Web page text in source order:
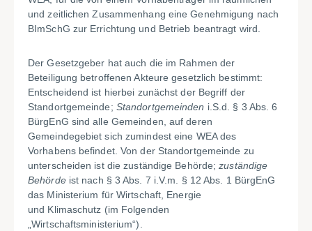
und zeitlichen Zusammenhang eine Genehmigung nach
BImSchG zur Errichtung und Betrieb beantragt wird.
Der Gesetzgeber hat auch die im Rahmen der
Beteiligung betroffenen Akteure gesetzlich bestimmt:
Entscheidend ist hierbei zunächst der Begriff der
Standortgemeinde; Standortgemeinden i.S.d. § 3 Abs. 6
BürgEnG sind alle Gemeinden, auf deren
Gemeindegebiet sich zumindest eine WEA des
Vorhabens befindet. Von der Standortgemeinde zu
unterscheiden ist die zuständige Behörde;zuständige
Behördeist nach § 3 Abs. 7 i.V.m. § 12 Abs. 1 BürgEnG
das Ministerium für Wirtschaft, Energie
und Klimaschutz (im Folgenden
„Wirtschaftsministerium“).